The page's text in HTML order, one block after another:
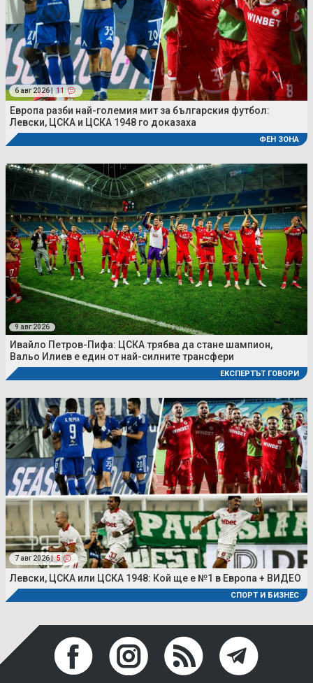
6 авг 2026 | 11
Европа разби най-големия мит за българския футбол:
Левски, ЦСКА и ЦСКА 1948 го доказаха
ФЕН ЗОНА
9 авг 2026
Ивайло Петров-Пифа: ЦСКА трябва да стане шампион,
Вальо Илиев е един от най-силните трансфери
ЕКСПЕРТЪТ ГОВОРИ
7 авг 2026 | 5
Левски, ЦСКА или ЦСКА 1948: Кой ще е №1 в Европа + ВИДЕО
СПОРТ И БИЗНЕС